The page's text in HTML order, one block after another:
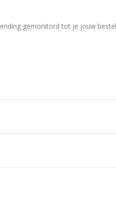
gemonitord tot je jouw